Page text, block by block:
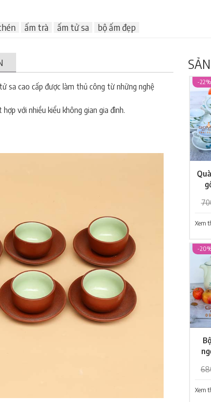
ấm trà ấm tử sa bộ ấm đẹp
sa cao cấp được làm thủ công từ những nghệ
với nhiều kiểu không gian gia đình.
-22%
Xem
-
Xem